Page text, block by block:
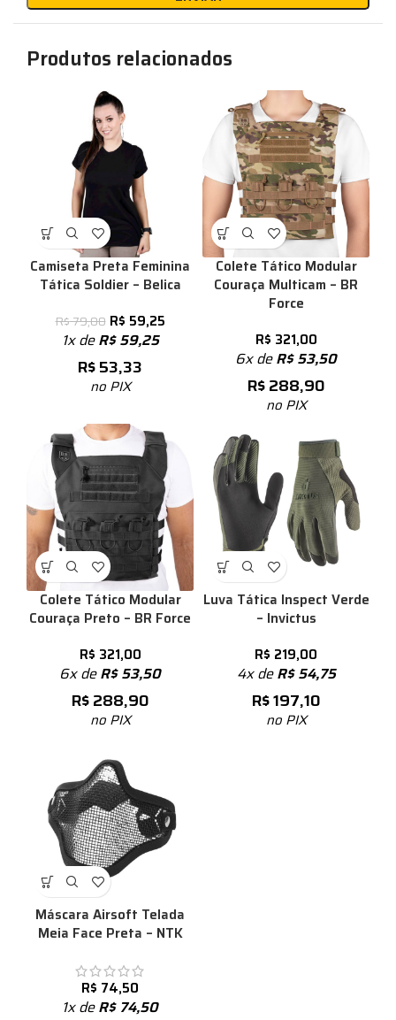
Produtos relacionados
Camiseta Preta Feminina
Tática Soldier – Belica
R$79,00 R$ 59,25
1x deR$59,25
R$53,33
no PIX
Colete Tático Modular
Couraça Multicam – BR
Force
R$ 321,00
6x deR$53,50
R$288,90
no PIX
Colete Tático Modular
Couraça Preto – BR Force
R$ 321,00
6x deR$53,50
R$288,90
no PIX
Luva Tática Inspect Verde
– Invictus
R$ 219,00
4x deR$54,75
R$197,10
no PIX
Máscara Airsoft Telada
Meia Face Preta – NTK
R$ 74,50
1x deR$74,50